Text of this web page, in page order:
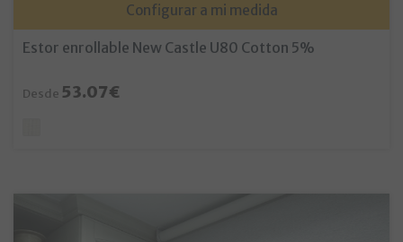
Configurar a mi medida
Estor enrollable New Castle U80 Cotton 5%
Desde 53.07€